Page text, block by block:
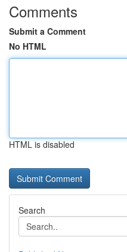
Comments
Submit a Comment
No HTML
HTML is disabled
Search